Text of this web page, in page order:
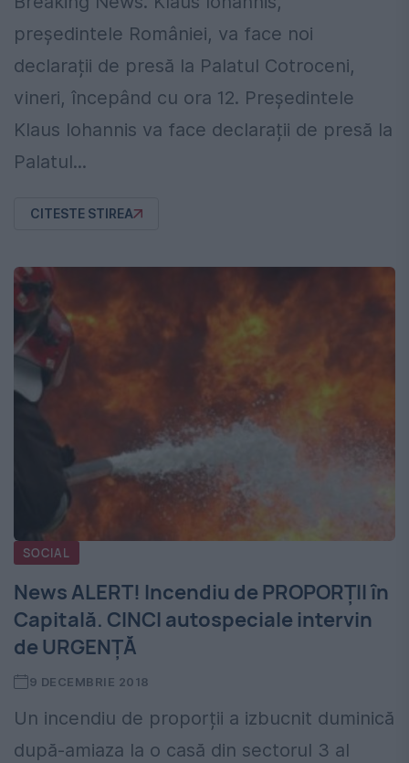
președintele României, va face noi
declarații de presă la Palatul Cotroceni,
vineri, începând cu ora 12. Președintele
Klaus Iohannis va face declarații de presă la
Palatul...
CITESTE STIREA
SOCIAL
News ALERT! Incendiu de PROPORȚII în
Capitală. CINCI autospeciale intervin
de URGENȚĂ
9 DECEMBRIE 2018
Un incendiu de proporții a izbucnit duminică
după-amiaza la o casă din sectorul 3 al